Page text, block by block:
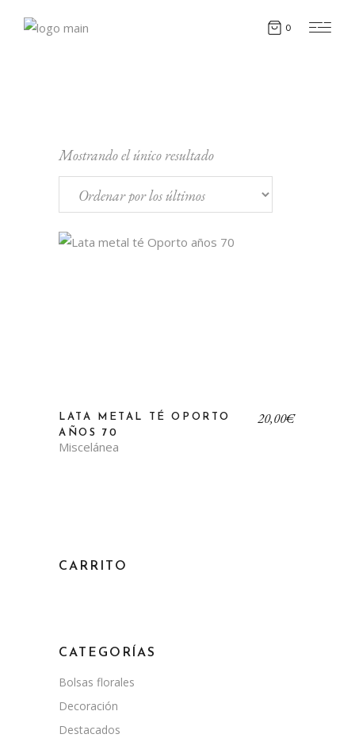
0
Mostrando el único resultado
LATA METAL TÉ OPORTO
AÑOS 70
Miscelánea
20,00€
CARRITO
CATEGORÍAS
Bolsas florales
Decoración
Destacados